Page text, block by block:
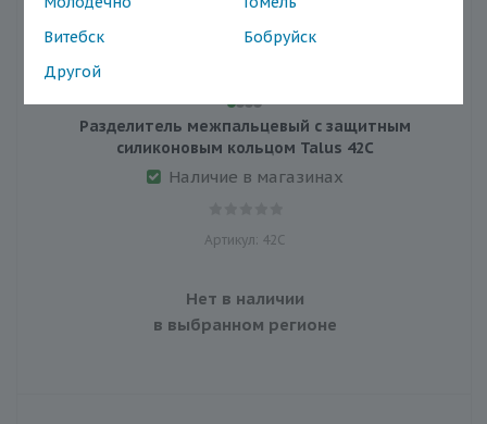
Витебск
Бобруйск
Другой
Разделитель межпальцевый с защитным
силиконовым кольцом Talus 42С
Наличие в магазинах
Артикул: 42С
Нет в наличии
в выбранном регионе